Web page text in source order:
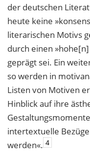
der deutschen
heute keine
literarischen Motivs
durch einen
geprägt sei. Ein
so werden in
Listen von Motiven
Hinblick auf ihre
intertextuelle
werden«. 4